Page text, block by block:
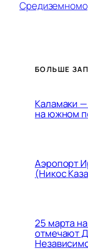
БОЛЬШЕ
Каламаки
на южном
Аэропорт
(Никос
25 марта
отмечают